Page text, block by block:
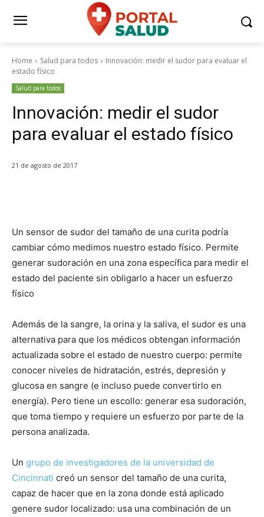
Home Salud para todos
Innovación: medir el sudor para evaluar el
estado físico
Salud para todos
Innovación: medir el sudor
para evaluar el estado físico
21 de agosto de 2017
Un sensor de sudor del tamaño de una curita podría
cambiar cómo medimos nuestro estado físico. Permite
generar sudoración en una zona específica para medir el
estado del paciente sin obligarlo a hacer un esfuerzo
físico
Además de la sangre, la orina y la saliva, el sudor es una
alternativa para que los médicos obtengan información
actualizada sobre el estado de nuestro cuerpo: permite
conocer niveles de hidratación, estrés, depresión y
glucosa en sangre (e incluso puede convertirlo en
energía). Pero tiene un escollo: generar esa sudoración,
que toma tiempo y requiere un esfuerzo por parte de la
persona analizada.
Un grupo de investigadores de la universidad de
Cincinnati creó un sensor del tamaño de una curita,
capaz de hacer que en la zona donde está aplicado
genere sudor localizado: usa una combinación de un